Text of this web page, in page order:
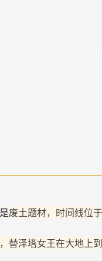
废土题材，时间线位
替泽塔女王在大地上